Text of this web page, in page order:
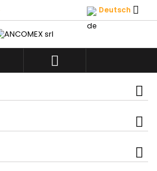
Deutsch 
